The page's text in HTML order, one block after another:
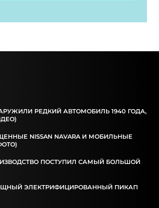
РЕДКИЙ АВТОМОБИЛЬ 1940 ГОДА,
NISSAN NAVARA И МОБИЛЬНЫЕ
ПОСТУПИЛ САМЫЙ БОЛЬШОЙ
ЭЛЕКТРИФИЦИРОВАННЫЙ ПИКАП